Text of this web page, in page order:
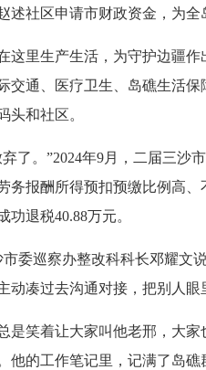
社区申请市财政资金，为全
里生产生活，为守护边疆作
交通、医疗卫生、岛礁生活
头和社区。
。”2024年9月，二届三沙
务报酬所得预扣预缴比例高
退税40.88万元。
巡察办整改科科长邓耀文
凑过去沟通对接，把别人眼
笑着让大家叫他老邢，大家
的工作笔记里，记满了岛礁